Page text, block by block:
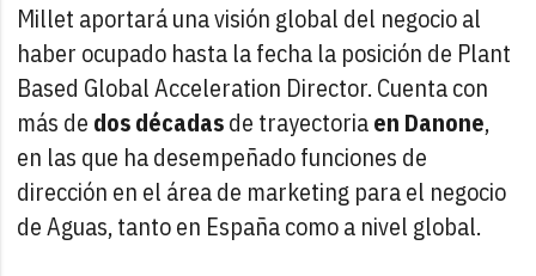
Millet aportará una visión global del negocio al
haber ocupado hasta la fecha la posición de Plant
Based Global Acceleration Director. Cuenta con
más de dos décadasde trayectoriaen Danone,
en las que ha desempeñado funciones de
dirección en el área de marketing para el negocio
de Aguas, tanto en España como a nivel global.